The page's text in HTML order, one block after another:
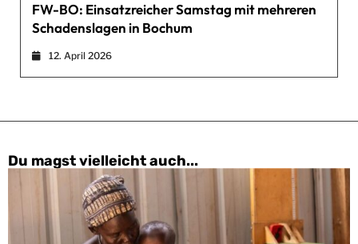
FW-BO: Einsatzreicher Samstag mit mehreren
Schadenslagen in Bochum
12. April 2026
Du magst vielleicht auch...